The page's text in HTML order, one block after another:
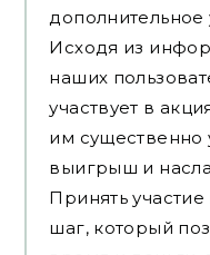
дополнительное
Исходя из
наших
участвует в
им существенно
выигрыш и
Принять участие
шаг, который